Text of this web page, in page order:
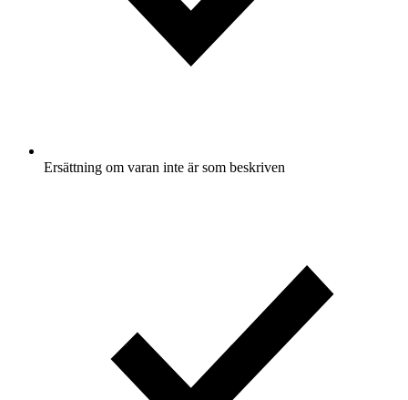
Ersättning om varan inte är som beskriven